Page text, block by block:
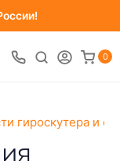
0
гироскутера и